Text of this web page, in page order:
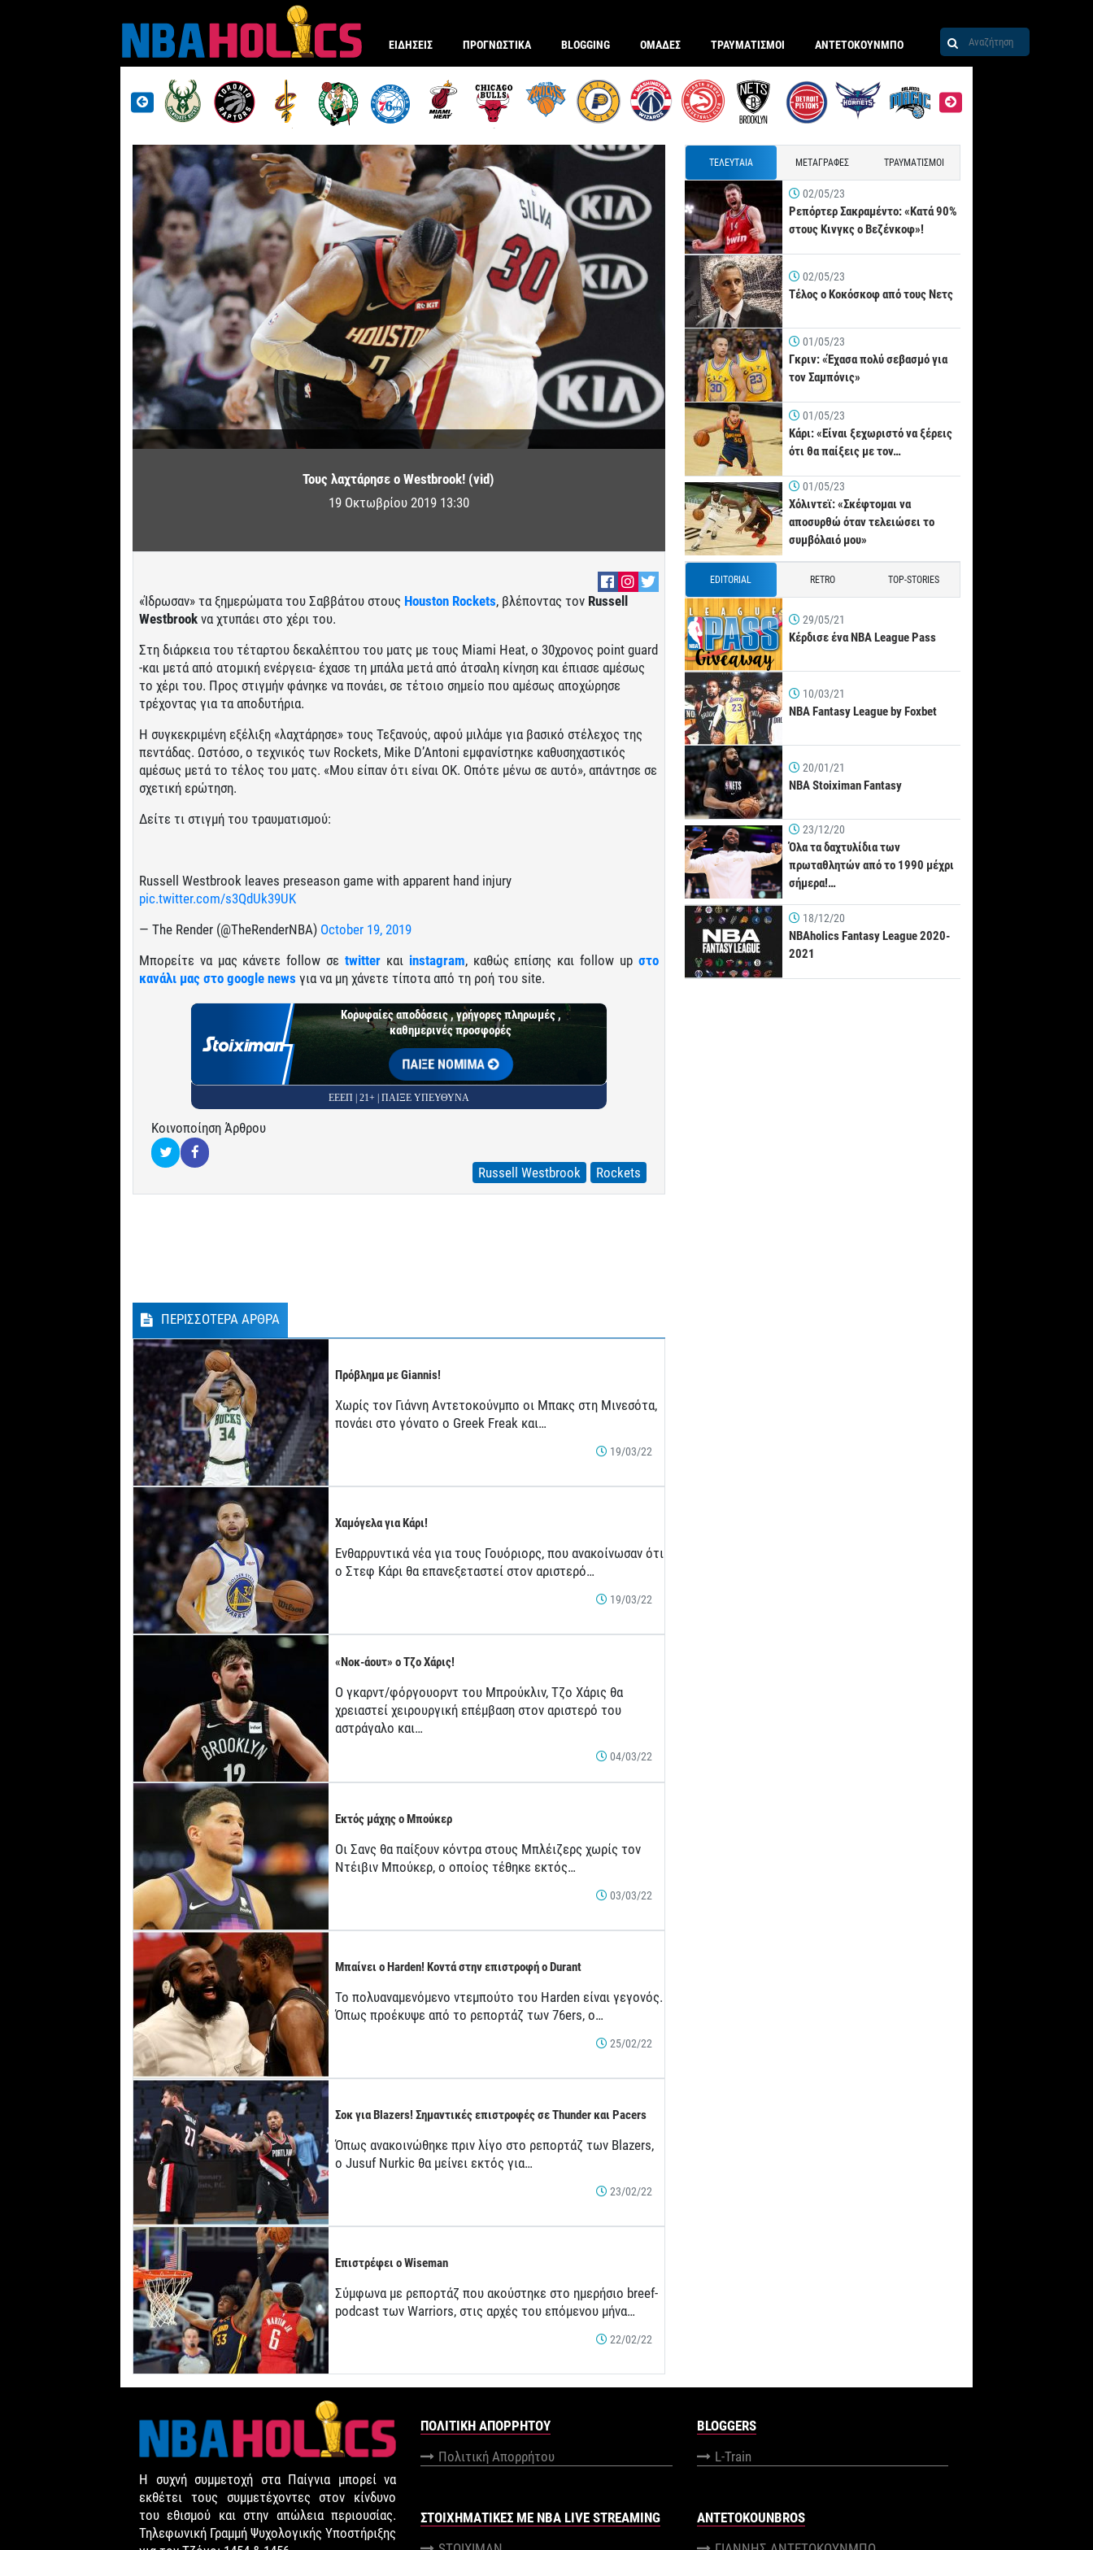
ΕΙΔΗΣΕΙΣ ΠΡΟΓΝΩΣΤΙΚΑ BLOGGING ΟΜΑΔΕΣ ΤΡΑΥΜΑΤΙΣΜΟΙ ΑΝΤΕΤΟΚΟΥΝΜΠΟ
Τους λαχτάρησε ο Westbrook! (vid)
19 Οκτωβρίου 2019 13:30
«Ίδρωσαν» τα ξημερώματα του Σαββάτου στους Houston Rockets, βλέποντας τον Russell
Westbrook να χτυπάει στο χέρι του.
Στη διάρκεια του τέταρτου δεκαλέπτου του ματς με τους Miami Heat, ο 30χρονος point guard
-και μετά από ατομική ενέργεια- έχασε τη μπάλα μετά από άτσαλη κίνηση και έπιασε αμέσως
το χέρι του. Προς στιγμήν φάνηκε να πονάει, σε τέτοιο σημείο που αμέσως αποχώρησε
τρέχοντας για τα αποδυτήρια.
Η συγκεκριμένη εξέλιξη «λαχτάρησε» τους Τεξανούς, αφού μιλάμε για βασικό στέλεχος της
πεντάδας. Ωστόσο, ο τεχνικός των Rockets, Mike D’Antoni εμφανίστηκε καθυσηχαστικός
αμέσως μετά το τέλος του ματς. «Μου είπαν ότι είναι ΟΚ. Οπότε μένω σε αυτό», απάντησε σε
σχετική ερώτηση.
Δείτε τι στιγμή του τραυματισμού:
Russell Westbrook leaves preseason game with apparent hand injury
pic.twitter.com/s3QdUk39UK
— The Render (@TheRenderNBA) October 19, 2019
Μπορείτε να μας κάνετε follow σε twitter και instagram, καθώς επίσης και follow up στο
κανάλι μας στο google news για να μη χάνετε τίποτα από τη ροή του site.
Κορυφαίες αποδόσεις , γρήγορες πληρωμές ,
καθημερινές προσφορές
ΠΑΙΞΕ ΝΟΜΙΜΑ
ΕΕΕΠ | 21+ | ΠΑΙΞΕ ΥΠΕΥΘΥΝΑ
Κοινοποίηση Άρθρου
Russell Westbrook Rockets
ΠΕΡΙΣΣΟΤΕΡΑ ΑΡΘΡΑ
Πρόβλημα με Giannis!
Χωρίς τον Γιάννη Αντετοκούνμπο οι Μπακς στη Μινεσότα,
πονάει στο γόνατο ο Greek Freak και…
19/03/22
Χαμόγελα για Κάρι!
Ενθαρρυντικά νέα για τους Γουόριορς, που ανακοίνωσαν ότι
ο Στεφ Κάρι θα επανεξεταστεί στον αριστερό…
19/03/22
«Νοκ-άουτ» ο Τζο Χάρις!
Ο γκαρντ/φόργουορντ του Μπρούκλιν, Τζο Χάρις θα
χρειαστεί χειρουργική επέμβαση στον αριστερό του
αστράγαλο και…
04/03/22
Εκτός μάχης ο Μπούκερ
Οι Σανς θα παίξουν κόντρα στους Μπλέιζερς χωρίς τον
Ντέιβιν Μπούκερ, ο οποίος τέθηκε εκτός…
03/03/22
Μπαίνει ο Harden! Κοντά στην επιστροφή ο Durant
Το πολυαναμενόμενο ντεμπούτο του Harden είναι γεγονός.
Όπως προέκυψε από το ρεπορτάζ των 76ers, ο…
25/02/22
Σοκ για Blazers! Σημαντικές επιστροφές σε Thunder και Pacers
Όπως ανακοινώθηκε πριν λίγο στο ρεπορτάζ των Blazers,
o Jusuf Nurkic θα μείνει εκτός για…
23/02/22
Επιστρέφει ο Wiseman
Σύμφωνα με ρεπορτάζ που ακούστηκε στο ημερήσιο breef-
podcast των Warriors, στις αρχές του επόμενου μήνα…
22/02/22
ΤΕΛΕΥΤΑΙΑ ΜΕΤΑΓΡΑΦΕΣ ΤΡΑΥΜΑΤΙΣΜΟΙ
02/05/23
Ρεπόρτερ Σακραμέντο: «Κατά 90%
στους Κινγκς ο Βεζένκοφ»!
02/05/23
Τέλος ο Κοκόσκοφ από τους Νετς
01/05/23
Γκριν: «Έχασα πολύ σεβασμό για
τον Σαμπόνις»
01/05/23
Κάρι: «Είναι ξεχωριστό να ξέρεις
ότι θα παίξεις με τον…
01/05/23
Χόλιντεϊ: «Σκέφτομαι να
αποσυρθώ όταν τελειώσει το
συμβόλαιό μου»
EDITORIAL RETRO TOP-STORIES
29/05/21
Κέρδισε ένα NBA League Pass
10/03/21
NBA Fantasy League by Foxbet
20/01/21
NBA Stoiximan Fantasy
23/12/20
Όλα τα δαχτυλίδια των
πρωταθλητών από το 1990 μέχρι
σήμερα!…
18/12/20
NBAholics Fantasy League 2020-
2021
Η συχνή συμμετοχή στα Παίγνια μπορεί να
εκθέτει τους συμμετέχοντες στον κίνδυνο
του εθισμού και στην απώλεια περιουσίας.
Τηλεφωνική Γραμμή Ψυχολογικής Υποστήριξης
ΠΟΛΙΤΙΚΉ ΑΠΟΡΡΉΤΟΥ
Πολιτική Απορρήτου
BLOGGERS
L-Train
ΣΤΟΙΧΗΜΑΤΙΚΕΣ ΜΕ NBA LIVE STREAMING
ANTETOKOUNBROS